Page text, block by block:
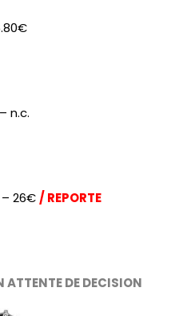
n.c.
– 26€ / REPORTE
ATTENTE DE DECISION